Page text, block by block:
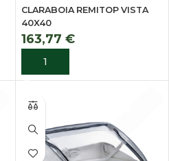
CLARABOIA REMITOP VISTA
40X40
163,77 €
ADICIONAR